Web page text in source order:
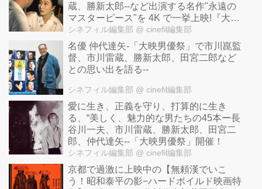
蔵、勝新太郎--など出演する名作"永遠の
マスターピース"を 4K で一挙上映!『大映
4K 映画祭』予告解禁！
シネフィル編集部 @ cinefil編集部
名優 仲代達矢-「大映男優祭」で市川崑監
督、市川雷蔵、勝新太郎、田宮二郎など
との思い出を語る--
シネフィル編集部 @ cinefil編集部
愛に生き、正義を守り、打算的に生き
る、“美しく、魅力的な男たちの45本ー長
谷川一夫、市川雷蔵、勝新太郎、田宮二
郎、仲代達矢--「大映男優祭」開催！
シネフィル編集部 @ cinefil編集部
京都で過激に上映中の【無頼漢でいこ
う！昭和泰平の影−ハードボイルド映画特